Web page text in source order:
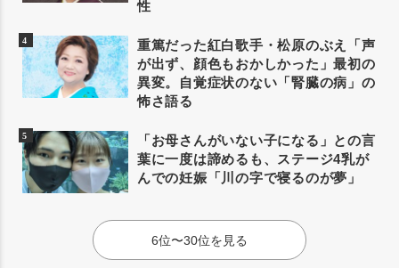
性
重篤だった紅白歌手・松原のぶえ「声
が出ず、顔色もおかしかった」最初の
異変。自覚症状のない「腎臓の病」の
怖さ語る
「お母さんがいない子になる」との言
葉に一度は諦めるも、ステージ4乳が
んでの妊娠「川の字で寝るのが夢」
6位〜30位を見る